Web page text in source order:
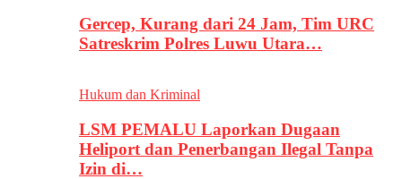
Gercep, Kurang dari 24 Jam, Tim URC
Satreskrim Polres Luwu Utara…
Hukum dan Kriminal
LSM PEMALU Laporkan Dugaan
Heliport dan Penerbangan Ilegal Tanpa
Izin di…